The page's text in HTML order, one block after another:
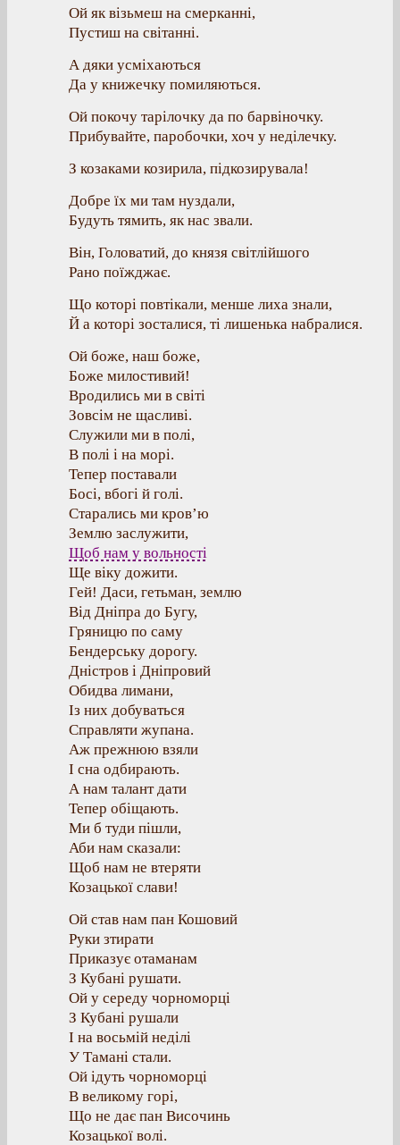
Ой як візьмеш на смерканні,
Пустиш на світанні.
А дяки усміхаються
Да у книжечку помиляються.
Ой покочу тарілочку да по барвіночку.
Прибувайте, паробочки, хоч у неділечку.
З козаками козирила, підкозирувала!
Добре їх ми там нуздали,
Будуть тямить, як нас звали.
Він, Головатий, до князя світлійшого
Рано поїжджає.
Що которі повтікали, менше лиха знали,
Й а которі зосталися, ті лишенька набралися.
Ой боже, наш боже,
Боже милостивий!
Вродились ми в світі
Зовсім не щасливі.
Служили ми в полі,
В полі і на морі.
Тепер поставали
Босі, вбогі й голі.
Старались ми кров’ю
Землю заслужити,
Щоб нам у вольності
Ще віку дожити.
Гей! Даси, гетьман, землю
Від Дніпра до Бугу,
Гряницю по саму
Бендерську дорогу.
Дністров і Дніпровий
Обидва лимани,
Із них добуваться
Справляти жупана.
Аж прежнюю взяли
І сна одбирають.
А нам талант дати
Тепер обіщають.
Ми б туди пішли,
Аби нам сказали:
Щоб нам не втеряти
Козацької слави!
Ой став нам пан Кошовий
Руки зтирати
Приказує отаманам
З Кубані рушати.
Ой у середу чорноморці
З Кубані рушали
І на восьмій неділі
У Тамані стали.
Ой ідуть чорноморці
В великому горі,
Що не дає пан Височинь
Козацької волі.